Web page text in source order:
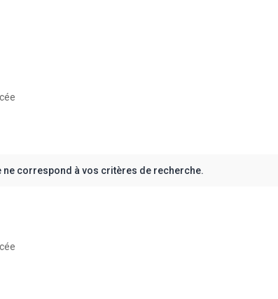
ne correspond à vos critères de recherche.